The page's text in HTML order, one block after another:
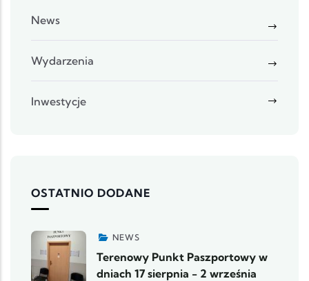
News
Wydarzenia
Inwestycje
OSTATNIO DODANE
NEWS
Terenowy Punkt Paszportowy w
dniach 17 sierpnia - 2 września